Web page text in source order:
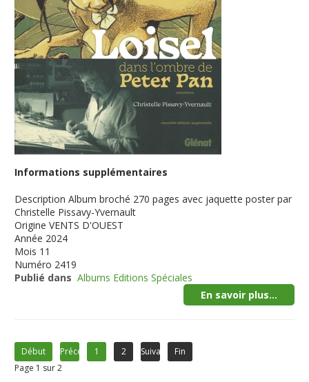
Informations supplémentaires
Description Album broché 270 pages avec jaquette poster par
Christelle Pissavy-Yvernault
Origine VENTS D'OUEST
Année 2024
Mois 11
Numéro 2419
Publié dans Albums Editions Spéciales
En savoir plus...
Début Précédent1 2 Suivant
Fin
Page 1 sur 2